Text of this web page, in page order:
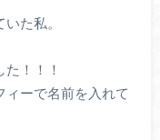
た私。
！！！
ィーで名前を入れて